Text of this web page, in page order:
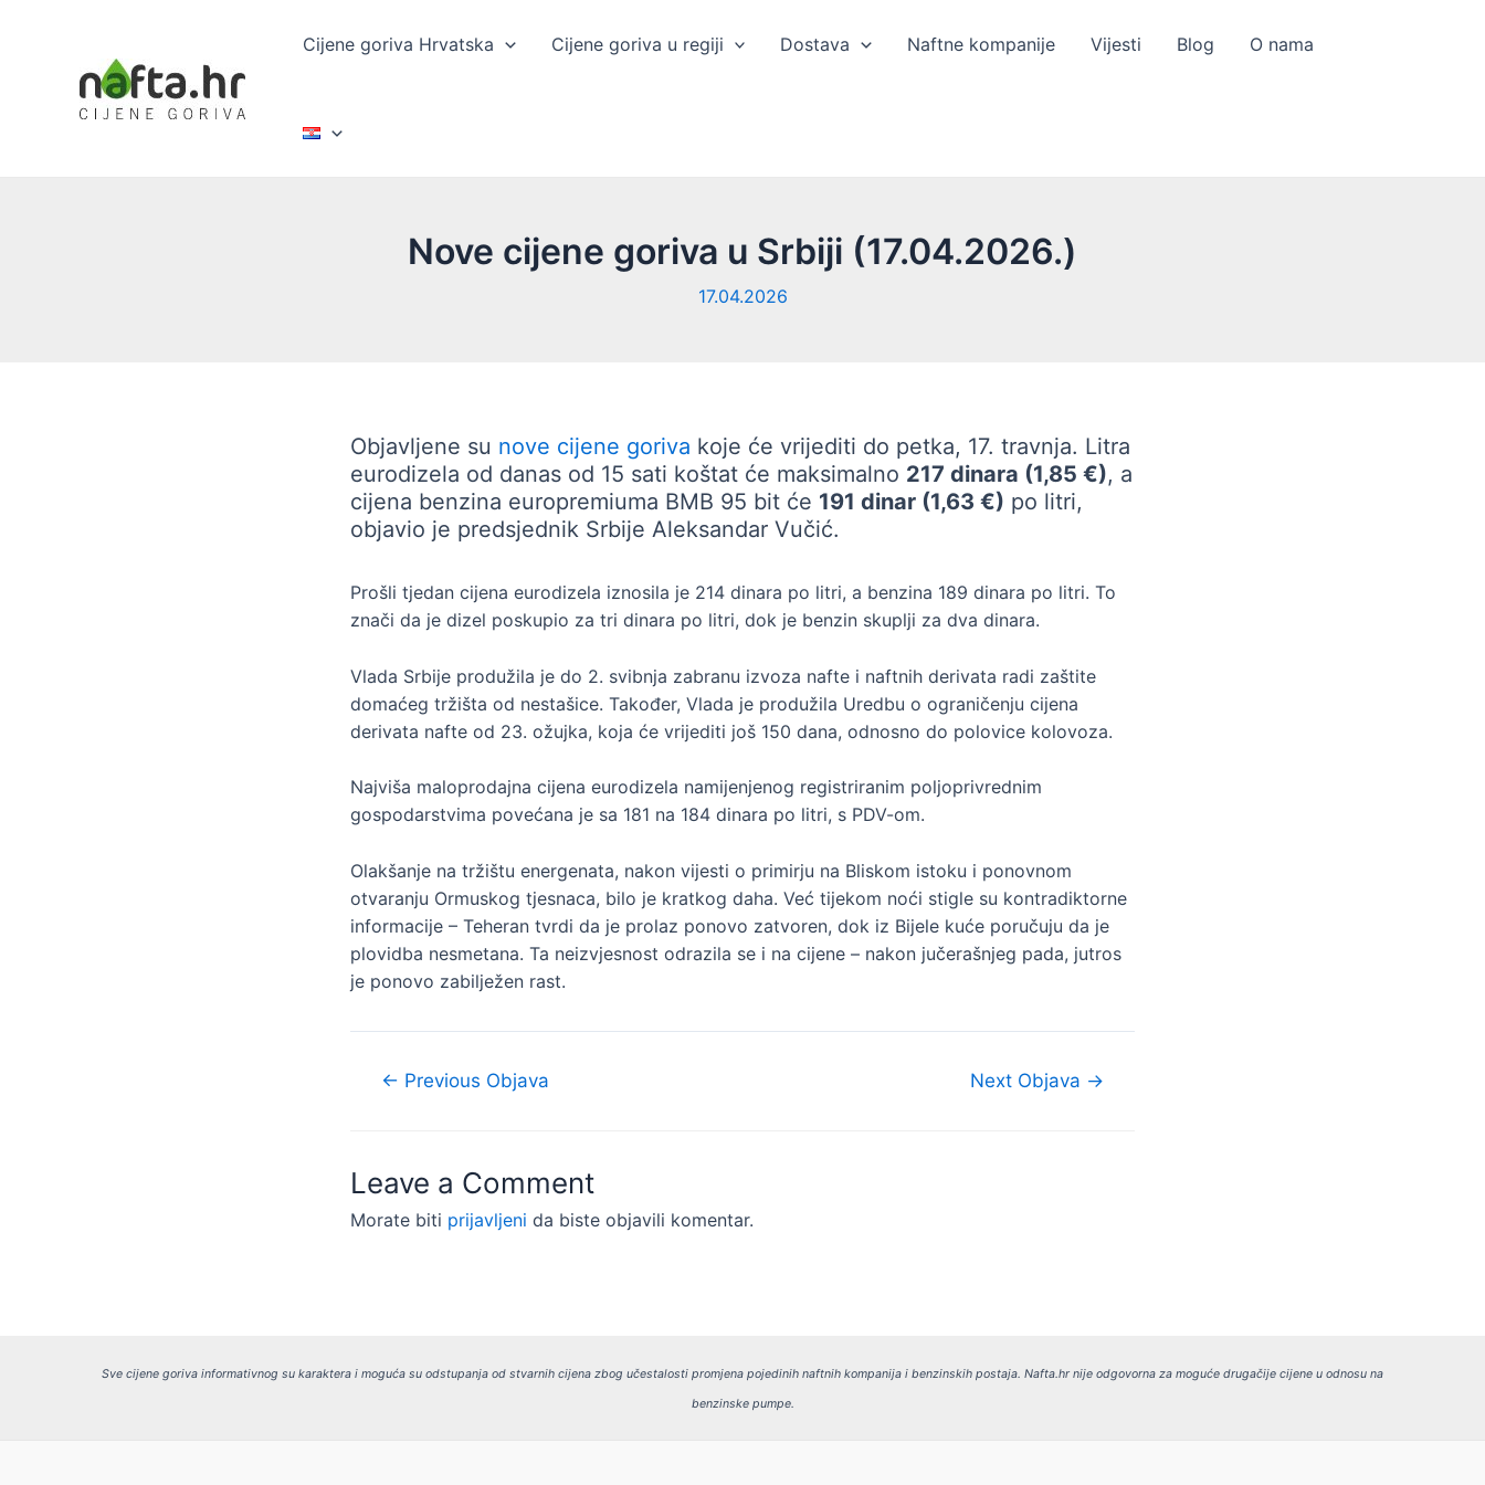
Cijene goriva Hrvatska Cijene goriva u regiji Dostava Naftne kompanije Vijesti Blog O nama
Nove cijene goriva u Srbiji (17.04.2026.)
17.04.2026
Objavljene su nove cijene goriva koje će vrijediti do petka, 17. travnja. Litra
eurodizela od danas od 15 sati koštat će maksimalno 217 dinara (1,85 €), a
cijena benzina europremiuma BMB 95 bit će 191 dinar (1,63 €) po litri,
objavio je predsjednik Srbije Aleksandar Vučić.
Prošli tjedan cijena eurodizela iznosila je 214 dinara po litri, a benzina 189 dinara po litri. To
znači da je dizel poskupio za tri dinara po litri, dok je benzin skuplji za dva dinara.
Vlada Srbije produžila je do 2. svibnja zabranu izvoza nafte i naftnih derivata radi zaštite
domaćeg tržišta od nestašice. Također, Vlada je produžila Uredbu o ograničenju cijena
derivata nafte od 23. ožujka, koja će vrijediti još 150 dana, odnosno do polovice kolovoza.
Najviša maloprodajna cijena eurodizela namijenjenog registriranim poljoprivrednim
gospodarstvima povećana je sa 181 na 184 dinara po litri, s PDV-om.
Olakšanje na tržištu energenata, nakon vijesti o primirju na Bliskom istoku i ponovnom
otvaranju Ormuskog tjesnaca, bilo je kratkog daha. Već tijekom noći stigle su kontradiktorne
informacije – Teheran tvrdi da je prolaz ponovo zatvoren, dok iz Bijele kuće poručuju da je
plovidba nesmetana. Ta neizvjesnost odrazila se i na cijene – nakon jučerašnjeg pada, jutros
je ponovo zabilježen rast.
Navigacija
← Previous Objava Next Objava →
Leave a Comment
Morate biti prijavljeni da biste objavili komentar.
Sve cijene goriva informativnog su karaktera i moguća su odstupanja od stvarnih cijena zbog učestalosti promjena pojedinih naftnih kompanija i benzinskih postaja. Nafta.hr nije odgovorna za moguće drugačije cijene u odnosu na
benzinske pumpe.